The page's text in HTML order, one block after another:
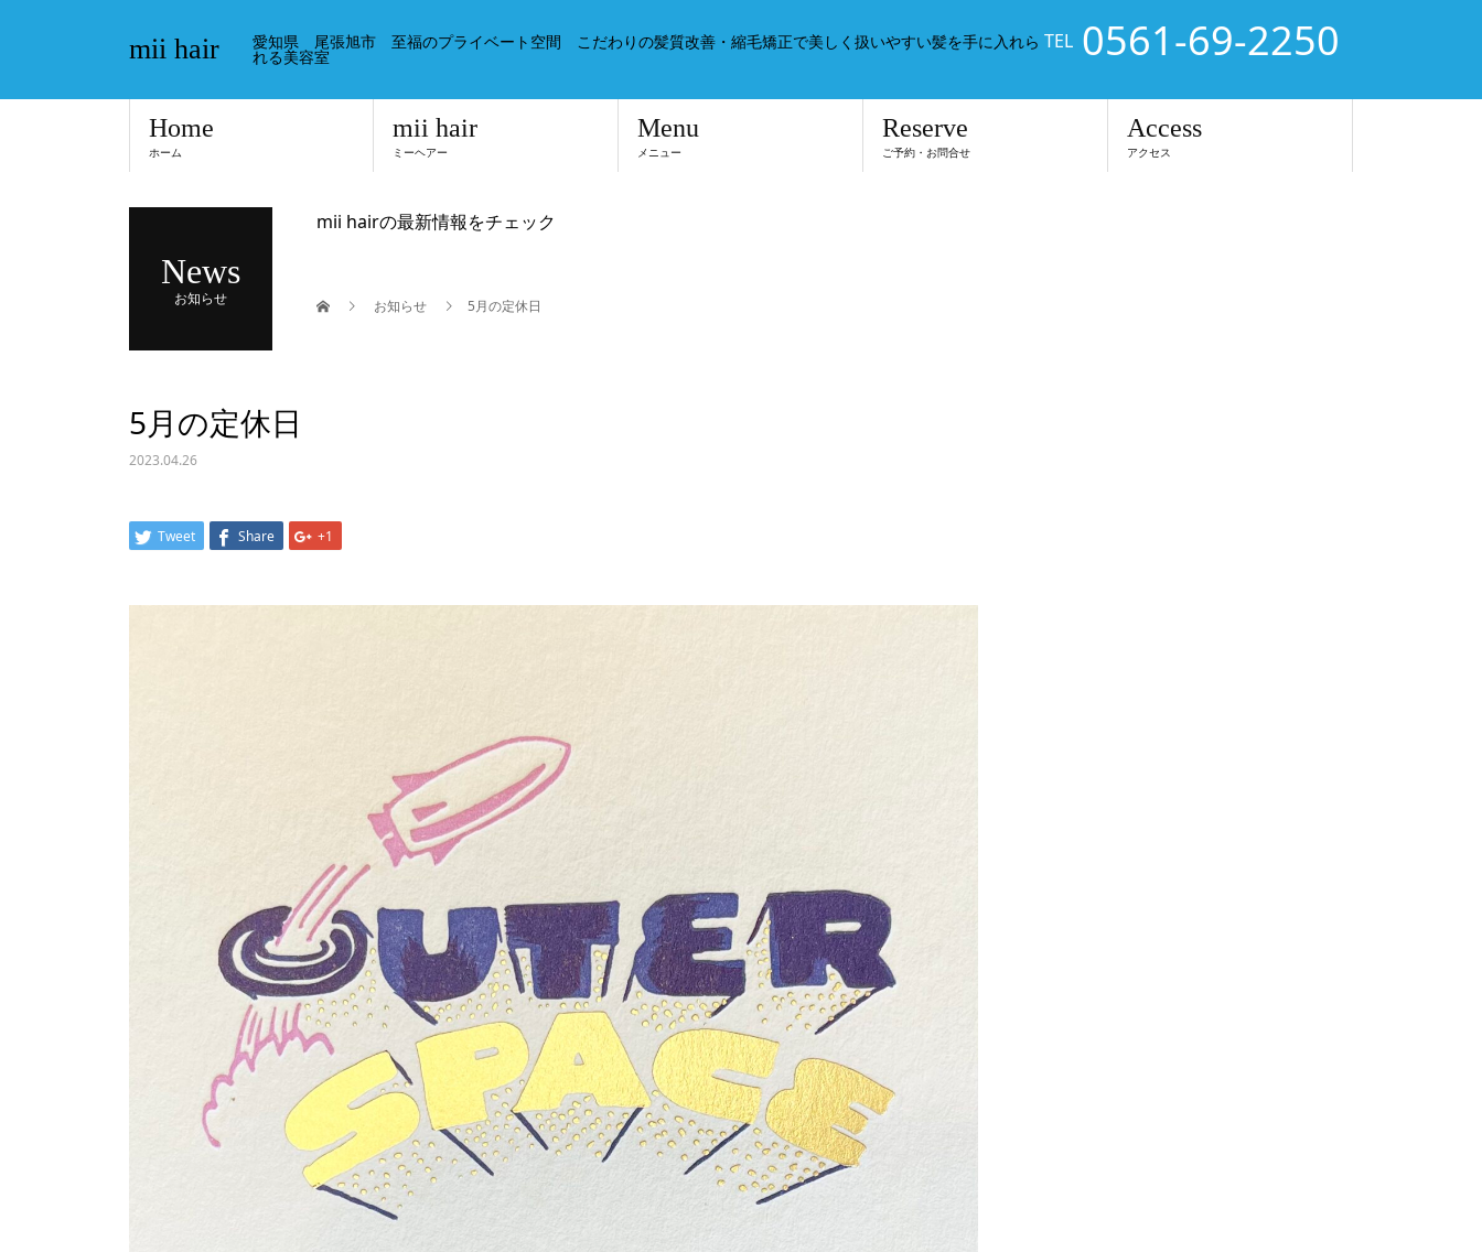
mii hair 愛知県 尾張旭市 至福のプライベート空間 こだわりの髪質改善・縮毛矯正で美しく扱いやすい髪を手に入れら
れる美容室
TEL 0561-69-2250
Home
ホーム
mii hair
ミーヘアー
Menu
メニュー
Reserve
ご予約・お問合せ
Access
アクセス
News
お知らせ
mii hairの最新情報をチェック
お知らせ 5月の定休日
5月の定休日
2023.04.26
Tweet Share +1